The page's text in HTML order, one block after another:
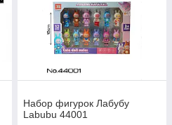
Набор фигурок Лабубу
Labubu 44001